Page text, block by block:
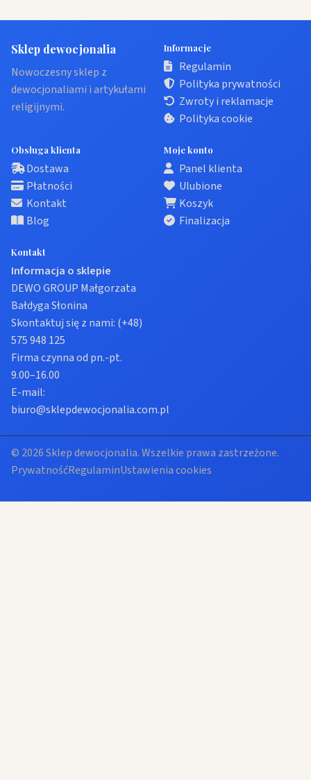
Sklep dewocjonalia
Nowoczesny sklep z
dewocjonaliami i artykułami
religijnymi.
Informacje
Regulamin
Polityka prywatności
Zwroty i reklamacje
Polityka cookie
Obsługa klienta
Dostawa
Płatności
Kontakt
Blog
Moje konto
Panel klienta
Ulubione
Koszyk
Finalizacja
Kontakt
Informacja o sklepie
DEWO GROUP Małgorzata
Bałdyga Słonina
Skontaktuj się z nami: (+48)
575 948 125
Firma czynna od pn.-pt.
9.00–16.00
E-mail:
biuro@sklepdewocjonalia.com.pl
© 2026 Sklep dewocjonalia. Wszelkie prawa zastrzeżone.
PrywatnośćRegulaminUstawienia cookies